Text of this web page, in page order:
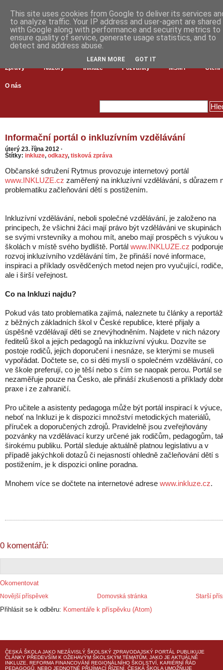
Zprávy Názory Inkluze Pozvánky MŠMT Čtení
O nás
Informační portál o inkluzívním vzdělávání
úterý 23. října 2012 ·
Štítky: inkluze, odkazy, tisková zpráva
Občanské sdružení Rytmus provozuje internetový portál
www.INKLUZE.cz zaměřený na inkluzívní vzdělávání, s důrazem
problematiku začleňování dětí s postižením.
Inkluzívní vzdělávání, neboli společné vzdělávání, je založeno na
principech, že všichni žáci mají právo být vzděláváni ve skupinách
se svými vrstevníky a mohou mít, anebo mají prospěch s výukou
školách v místě svého bydliště. Portál www.INKLUZE.cz podporuje
rozvoj inkluzívního vzdělávání tím, že přináší nové informace,
inspiraci a příklady osvědčených metod nejen pro vyučující, rodiče,
ale i širší veřejnost.
Co na Inkluzi najdu?
Pokud vás tato problematika zajímá, naleznete tu články a
z běžných základních škol v České republice, které přijaly a
úspěšně vzdělávají děti se znevýhodněním. Najdete v nich názory
ředitelů škol a jejich pedagogů na inkluzívní výuku. Dozvíte se
postoje rodičů, jejich doporučení i nesnáze, se kterými se museli
vypořádat. Dočtete se, co si děti myslí o společném vzdělávání, co
ve škole preferují, co je těší nebo s čím se naopak perou. Portál se
nezaměřuje pouze na Česko, ale přináší zkušenosti a příklady
praxe i ze zahraničí.
Pro učitele a asistenty pedagoga může být portál inspirací k výuce,
neboť na Inkluzi je k dispozici množství metodických materiálů,
příruček a doporučených zdrojů. Pravidelně jsou zveřejňovány
pozvánky na vzdělávací kurzy určené jak rodičům, pedagogům,
širokému publiku. Portál sleduje aktuálně platnou legislativu a v
případě jakýchkoli dotazů či nejasností ohledně začleňování dětí s
postižením, je k dispozici online poradna.
Mnohem více se dočtete na internetové adrese www.inkluze.cz.
0 komentářů:
Okomentovat
Novější příspěvek Starší
Domovská stránka
Přihlásit se k odběru: Komentáře k příspěvku (Atom)
ČESKÁ ŠKOLA JAKO NEZÁVISLÝ ŠKOLSKÝ ZPRAVODAJSKÝ PORTÁL PUBLIKUJE
ČLÁNKY PŘEDEVŠÍM K OŽEHAVÝM ŠKOLSKÝM TÉMATŮM, JAKO JE AKTUÁLNĚ
INKLUZE, REFORMA FINANCOVÁNÍ REGIONÁLNÍHO ŠKOLSTVÍ, KARIÉRNÍ ŘÁD
PEDAGOGŮ, NEBO JEDNOTNÉ PŘIJÍMACÍ ŘÍZENÍ. ČESKÁ ŠKOLA UMOŽŇUJE
This site uses cookies from Google to deliver its services
to analyze traffic. Your IP address and user-agent are shared
with Google along with performance and security metrics to
ensure quality of service, generate usage statistics, and to
detect and address abuse.
LEARN MORE GOT IT